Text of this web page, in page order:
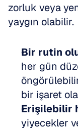
zorluk veya
yaygın olabilir.
Bir rutin
her gün
bir işaret
Erişilebilir
yiyecekler